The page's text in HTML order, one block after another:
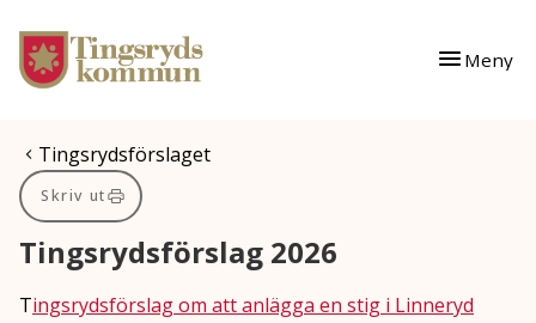
Gå till innehåll
Gå till huvudmeny
Meny
Du är här:
Tingsrydsförslaget
Skriv ut
Tingsrydsförslag 2026
Tingsrydsförslag om att anlägga en stig i Linneryd